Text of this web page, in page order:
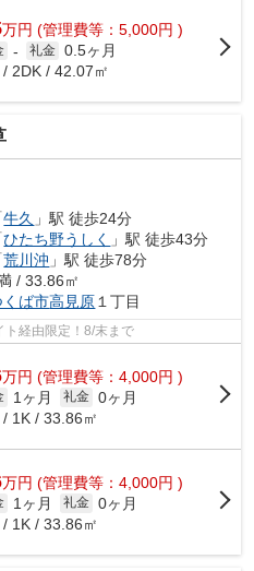
万円 (管理費等：5,000円 )
- 礼金 0.5ヶ月
/ 2DK / 42.07㎡
牛久 」駅 徒歩24分
ひたち野うしく
」駅 徒歩43分
荒川沖 」駅 徒歩78分
/ 33.86㎡
くば市高見原１丁目
経由限定！8/末まで
万円 (管理費等：4,000円 )
1ヶ月 礼金 0ヶ月
/ 1K / 33.86㎡
万円 (管理費等：4,000円 )
1ヶ月 礼金 0ヶ月
/ 1K / 33.86㎡